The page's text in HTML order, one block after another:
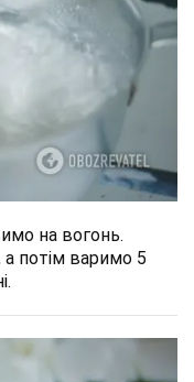
на вогонь.
потім варимо 5